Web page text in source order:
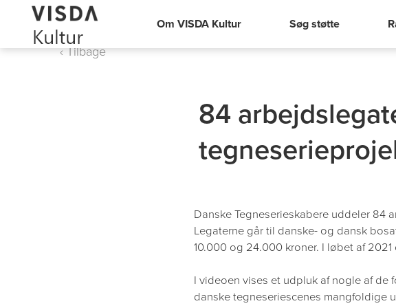
Om VISDA Kultur Søg støtte
‹ Tilbage
84
Danske Tegneserieskabere uddeler 84
Legaterne går til danske- og dansk
10.000 og 24.000 kroner. I løbet af
I videoen vises et udpluk af nogle af de
danske tegneseriescenes mangfoldige